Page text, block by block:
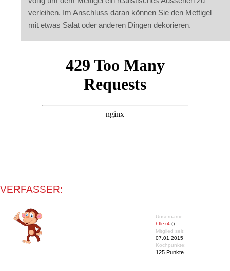
verleihen. Im Anschluss daran können Sie den Mettigel
mit etwas Salat oder anderen Dingen dekorieren.
VERFASSER:
Unsername:
hflex4 ()
Mitglied seit:
07.01.2015
Kochpunkte:
125 Punkte